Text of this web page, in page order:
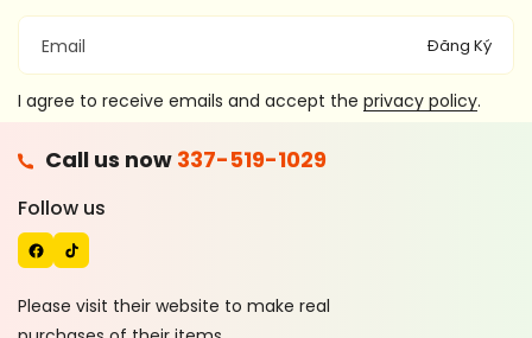
Email Đăng Ký
I agree to receive emails and accept the privacy policy.
Call us now 337-519-1029
Follow us
C
E
B
O
O
T
I
K
T
O
K
Please visit their website to make real